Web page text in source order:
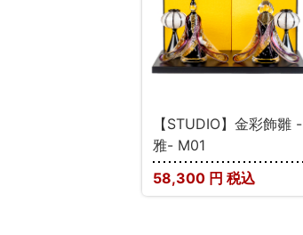
【STUDIO】金彩飾雛 -
雅- M01
58,300 円 税込